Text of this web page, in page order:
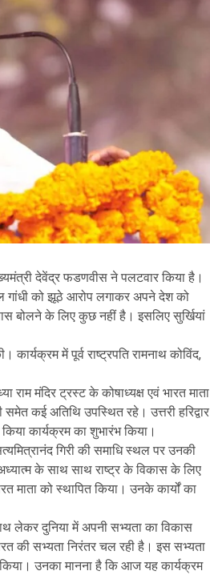
देवेंद्र फडणवीस ने पलटवार किया है।
गांधी को झूठे आरोप लगाकर अपने देश को
बोलने के लिए कुछ नहीं है। इसलिए सुर्खियां
में पूर्व राष्ट्रपति रामनाथ कोविंद,
राम मंदिर ट्रस्ट के कोषाध्यक्ष एवं भारत माता
कई अतिथि उपस्थित रहे। उत्तरी हरिद्वार
कार्यक्रम का शुभारंभ किया।
गिरी की समाधि स्थल पर उनकी
के साथ साथ राष्ट्र के विकास के लिए
माता को स्थापित किया। उनके कार्यों का
लेकर दुनिया में अपनी सभ्यता का विकास
की सभ्यता निरंतर चल रही है। इस सभ्यता
किया। उनका मानना है कि आज यह कार्यक्रम